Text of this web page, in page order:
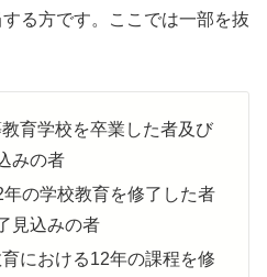
る方です。ここでは一部を抜
育学校を卒業した者及び
みの者
の学校教育を修了した者
見込みの者
における12年の課程を修